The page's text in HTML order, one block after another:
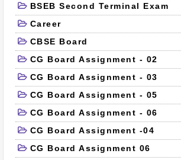
BSEB Second Terminal Exam
Career
CBSE Board
CG Board Assignment - 02
CG Board Assignment - 03
CG Board Assignment - 05
CG Board Assignment - 06
CG Board Assignment -04
CG Board Assignment 06